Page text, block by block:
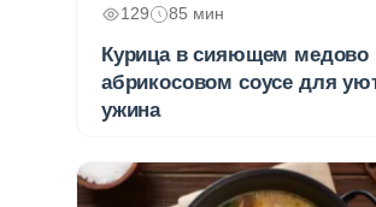
129 85 мин
Курица в сияющем медово
абрикосовом соусе для
ужина